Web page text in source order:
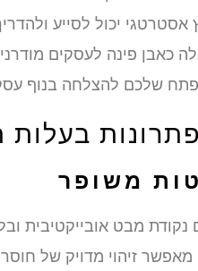
אסטרטגי יכול לסייע
כאבן פינה לעסקים
שלכם להצלחה בנוף
בעלות
משופר
נקודת מבט
זיהוי מדויק של